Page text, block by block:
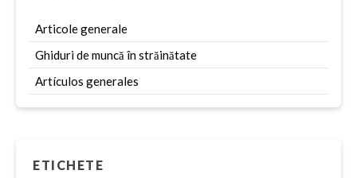
Articole generale
Ghiduri de muncă în străinătate
Artículos generales
ETICHETE